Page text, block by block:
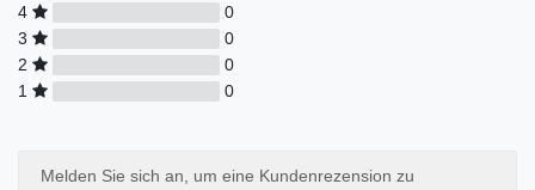
4
0
3
0
2
0
1
0
Melden Sie sich an, um eine Kundenrezension zu